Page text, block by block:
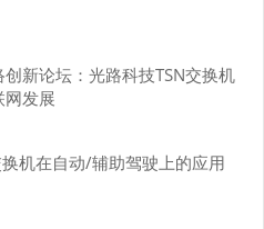
新论坛：光路科技TSN交换机
网发展
机在自动/辅助驾驶上的应用